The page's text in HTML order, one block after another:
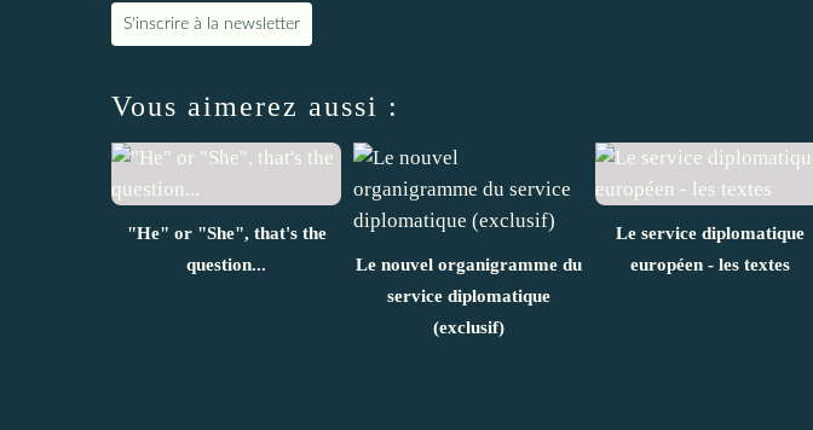
S'inscrire à la newsletter
Vous aimerez aussi :
"He" or "She", that's the
question...
Le nouvel organigramme du
service diplomatique
(exclusif)
Le service diplomatique
européen - les textes